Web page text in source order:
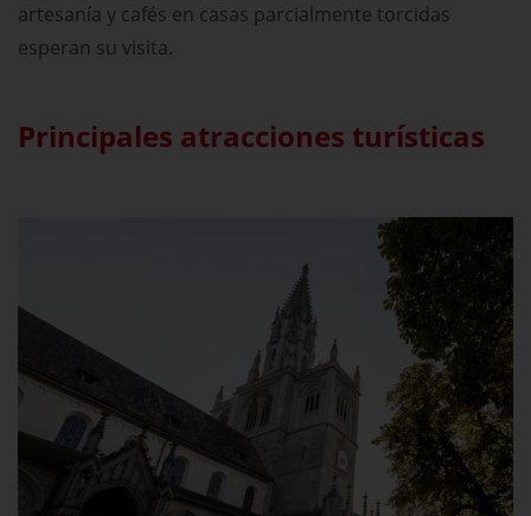
artesanía y cafés en casas parcialmente torcidas
esperan su visita.
Principales atracciones turísticas